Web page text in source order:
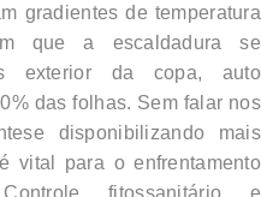
gradientes de temperatura
que a escaldadura se
exterior da copa, auto
das folhas. Sem falar nos
disponibilizando mais
vital para o enfrentamento
fitossanitário e